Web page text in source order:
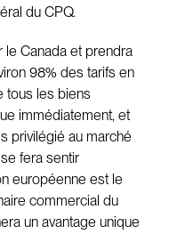
du CPQ.
le Canada et prendra
98% des tarifs en
tous les biens
immédiatement, et
privilégié au marché
fera sentir
européenne est le
commercial du
un avantage unique